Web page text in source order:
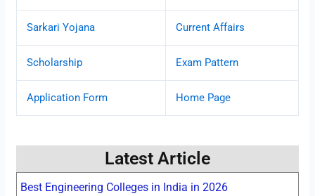
Sarkari Yojana Current Affairs
Scholarship Exam Pattern
Application Form Home Page
Latest Article
Best Engineering Colleges in India in 2026